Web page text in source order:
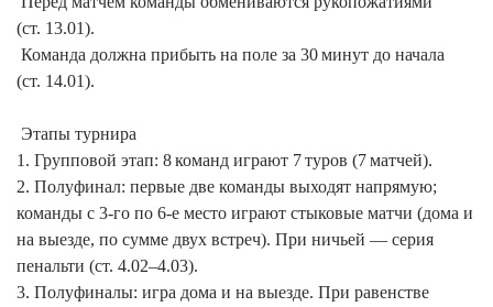
(ст. 13.01).
(ст. 14.01).
1. Групповой этап: 8 команд играют 7 туров (7 матчей).
2. Полуфинал: первые две команды выходят напрямую;
команды с 3‑го по 6‑е место играют стыковые матчи (дома и
на выезде, по сумме двух встреч). При ничьей — серия
пенальти (ст. 4.02–4.03).
3. Полуфиналы: игра дома и на выезде. При равенстве